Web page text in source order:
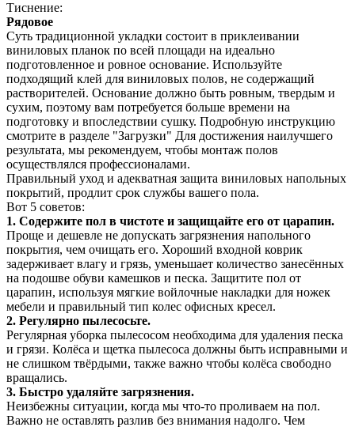
Тиснение:
Рядовое
Суть традиционной укладки состоит в приклеивании
виниловых планок по всей площади на идеально
подготовленное и ровное основание. Используйте
подходящий клей для виниловых полов, не содержащий
растворителей. Основание должно быть ровным, твердым и
сухим, поэтому вам потребуется больше времени на
подготовку и впоследствии сушку. Подробную инструкцию
смотрите в разделе "Загрузки" Для достижения наилучшего
результата, мы рекомендуем, чтобы монтаж полов
осуществлялся профессионалами.
Правильный уход и адекватная защита виниловых напольных
покрытий, продлит срок службы вашего пола.
Вот 5 советов:
1. Содержите пол в чистоте и защищайте его от царапин.
Проще и дешевле не допускать загрязнения напольного
покрытия, чем очищать его. Хороший входной коврик
задерживает влагу и грязь, уменьшает количество занесённых
на подошве обуви камешков и песка. Защитите пол от
царапин, используя мягкие войлочные накладки для ножек
мебели и правильный тип колес офисных кресел.
2. Регулярно пылесосьте.
Регулярная уборка пылесосом необходима для удаления песка
и грязи. Колёса и щетка пылесоса должны быть исправными и
не слишком твёрдыми, также важно чтобы колёса свободно
вращались.
3. Быстро удаляйте загрязнения.
Неизбежны ситуации, когда мы что-то проливаем на пол.
Важно не оставлять разлив без внимания надолго. Чем